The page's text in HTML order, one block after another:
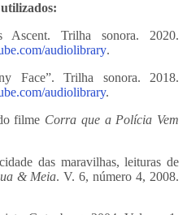
Trilha sonora. 2020.
audiolibrary.
Face”. Trilha sonora. 2018.
audiolibrary.
filme Corra que a Polícia Vem
das maravilhas, leituras de
& Meia. V. 6, número 4, 2008.